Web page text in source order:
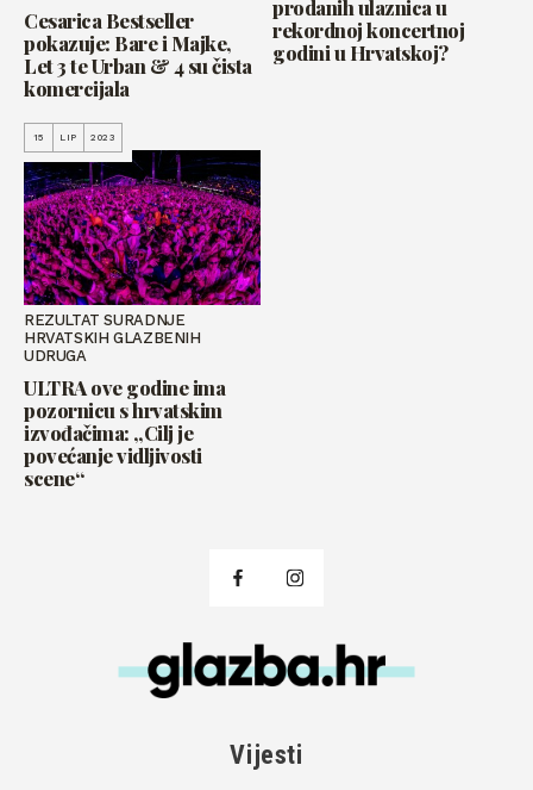
Cesarica Bestseller
pokazuje: Bare i Majke,
Let 3 te Urban & 4 su čista
komercijala
prodanih ulaznica u
rekordnoj koncertnoj
godini u Hrvatskoj?
15 LIP 2023
REZULTAT SURADNJE
HRVATSKIH GLAZBENIH
UDRUGA
ULTRA ove godine ima
pozornicu s hrvatskim
izvođačima: „Cilj je
povećanje vidljivosti
scene“
Vijesti